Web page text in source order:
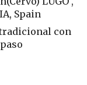
Spain
con